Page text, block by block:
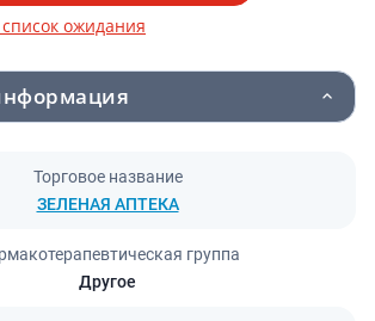
ожидания
Торговое название
ЗЕЛЕНАЯ АПТЕКА
группа
Другое